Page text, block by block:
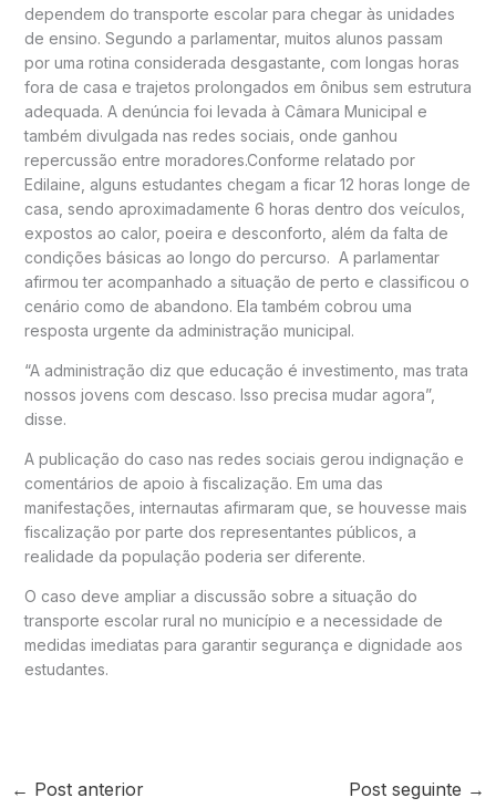
dependem do transporte escolar para chegar às unidades
de ensino. Segundo a parlamentar, muitos alunos passam
por uma rotina considerada desgastante, com longas horas
fora de casa e trajetos prolongados em ônibus sem estrutura
adequada. A denúncia foi levada à Câmara Municipal e
também divulgada nas redes sociais, onde ganhou
repercussão entre moradores.Conforme relatado por
Edilaine, alguns estudantes chegam a ficar 12 horas longe de
casa, sendo aproximadamente 6 horas dentro dos veículos,
expostos ao calor, poeira e desconforto, além da falta de
condições básicas ao longo do percurso. A parlamentar
afirmou ter acompanhado a situação de perto e classificou o
cenário como de abandono. Ela também cobrou uma
resposta urgente da administração municipal.
“A administração diz que educação é investimento, mas trata
nossos jovens com descaso. Isso precisa mudar agora”,
disse.
A publicação do caso nas redes sociais gerou indignação e
comentários de apoio à fiscalização. Em uma das
manifestações, internautas afirmaram que, se houvesse mais
fiscalização por parte dos representantes públicos, a
realidade da população poderia ser diferente.
O caso deve ampliar a discussão sobre a situação do
transporte escolar rural no município e a necessidade de
medidas imediatas para garantir segurança e dignidade aos
estudantes.
← Post anterior Post seguinte →